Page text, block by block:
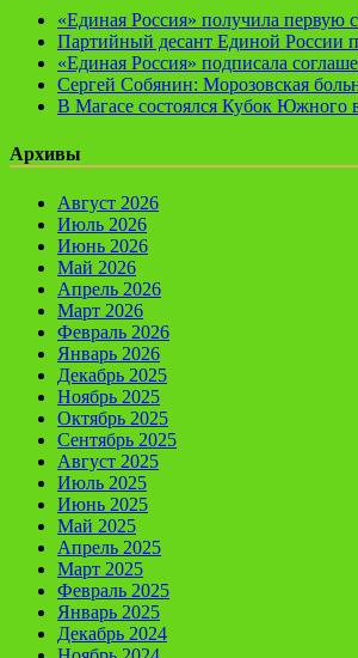
«Единая Россия» получила первую
Партийный десант Единой России
«Единая Россия» подписала
Сергей Собянин: Морозовская
В Магасе состоялся Кубок Южного
Архивы
Август 2026
Июль 2026
Июнь 2026
Май 2026
Апрель 2026
Март 2026
Февраль 2026
Январь 2026
Декабрь 2025
Ноябрь 2025
Октябрь 2025
Сентябрь 2025
Август 2025
Июль 2025
Июнь 2025
Май 2025
Апрель 2025
Март 2025
Февраль 2025
Январь 2025
Декабрь 2024